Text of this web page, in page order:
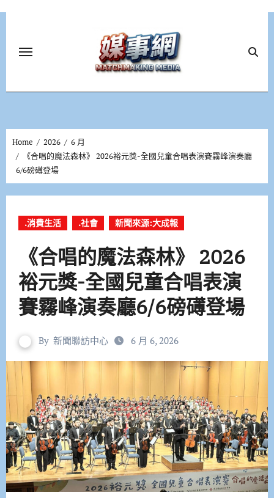
Home 2026
6 月
《合唱的魔法森林》 2026裕元獎-全國兒童合唱表演賽霧峰演奏廳
6/6磅礡登場
.消費生活 .社會 新聞來源:大成報
《合唱的魔法森林》 2026
裕元獎-全國兒童合唱表演
賽霧峰演奏廳6/6磅礡登場
By 新聞聯訪中心 6 月 6, 2026